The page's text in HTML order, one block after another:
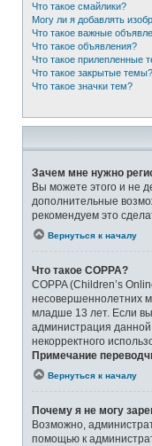
Что такое смайлики?
Могу ли я добавлять
Что такое важные
Что такое объявления?
Что такое прилепленные
Что такое закрытые темы?
Что такое значки тем?
Зачем мне нужно
Вы можете этого и не
дополнительные
рекомендуем это
Вернуться к началу
Что такое COPPA?
COPPA (Children’s
несовершеннолетних
младше 13 лет. Если
администрация
некорректного
Примечание
Вернуться к началу
Почему я не могу
Возможно,
помощью к